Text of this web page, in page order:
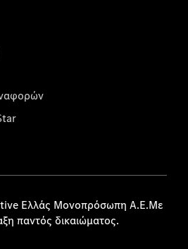
Ελλάς Μονοπρόσωπη Α.Ε.Με
παντός δικαιώματος.